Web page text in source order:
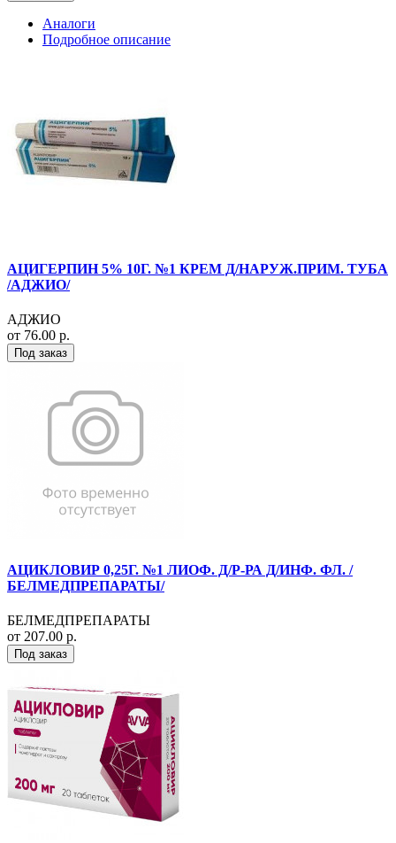
Аналоги
Подробное описание
АЦИГЕРПИН 5% 10Г. №1 КРЕМ Д/НАРУЖ.ПРИМ. ТУБА
/АДЖИО/
АДЖИО
от 76.00 р.
Под заказ
АЦИКЛОВИР 0,25Г. №1 ЛИОФ. Д/Р-РА Д/ИНФ. ФЛ. /
БЕЛМЕДПРЕПАРАТЫ/
БЕЛМЕДПРЕПАРАТЫ
от 207.00 р.
Под заказ